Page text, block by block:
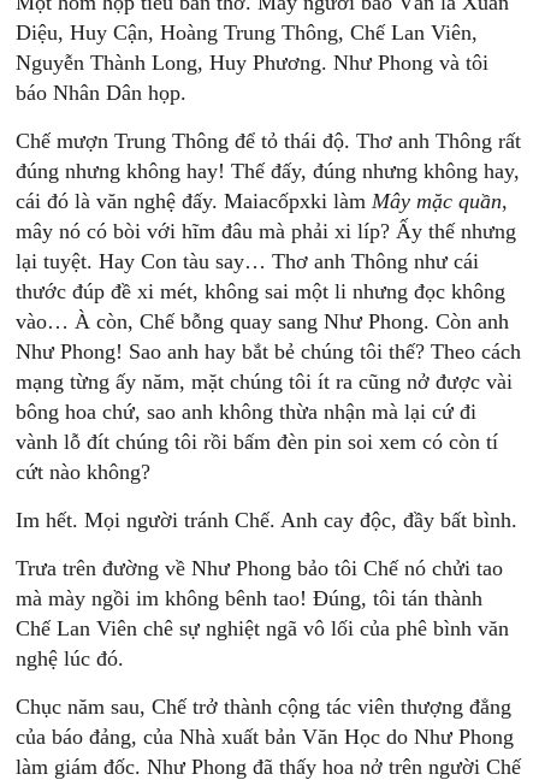
Diệu, Huy Cận, Hoàng Trung Thông, Chế Lan Viên,
Nguyễn Thành Long, Huy Phương. Như Phong và tôi
báo Nhân Dân họp.
Chế mượn Trung Thông để tỏ thái độ. Thơ anh Thông rất
đúng nhưng không hay! Thế đấy, đúng nhưng không hay,
cái đó là văn nghệ đấy. Maiacốpxki làmMây mặc quần,
mây nó có bòi với hĩm đâu mà phải xi líp? Ấy thế nhưng
lại tuyệt. Hay Con tàu say… Thơ anh Thông như cái
thước đúp đề xi mét, không sai một li nhưng đọc không
vào… À còn, Chế bỗng quay sang Như Phong. Còn anh
Như Phong! Sao anh hay bắt bẻ chúng tôi thế? Theo cách
mạng từng ấy năm, mặt chúng tôi ít ra cũng nở được vài
bông hoa chứ, sao anh không thừa nhận mà lại cứ đi
vành lỗ đít chúng tôi rồi bấm đèn pin soi xem có còn tí
cứt nào không?
Im hết. Mọi người tránh Chế. Anh cay độc, đầy bất bình.
Trưa trên đường về Như Phong bảo tôi Chế nó chửi tao
mà mày ngồi im không bênh tao! Đúng, tôi tán thành
Chế Lan Viên chê sự nghiệt ngã vô lối của phê bình văn
nghệ lúc đó.
Chục năm sau, Chế trở thành cộng tác viên thượng đẳng
của báo đảng, của Nhà xuất bản Văn Học do Như Phong
làm giám đốc. Như Phong đã thấy hoa nở trên người Chế